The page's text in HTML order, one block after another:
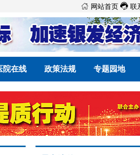
 网站首页  联
院在线 政策法规 专题园地